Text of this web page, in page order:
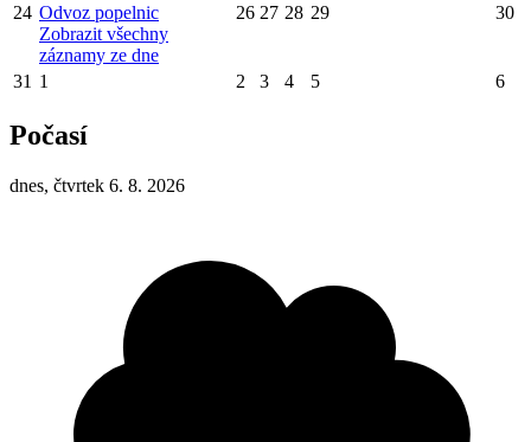
24 Odvoz popelnic
Zobrazit všechny
záznamy ze dne
26 27 28 29 30
31 1 2 3 4 5 6
Počasí
dnes, čtvrtek 6. 8. 2026